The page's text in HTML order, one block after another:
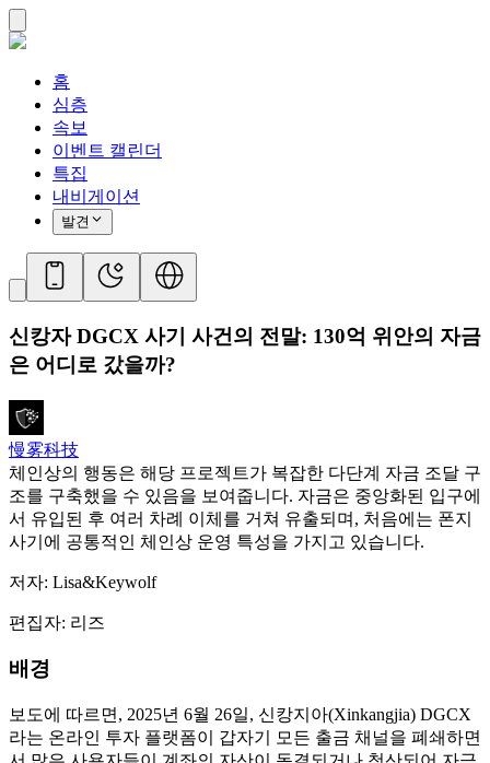
홈
심층
속보
이벤트 캘린더
특집
내비게이션
발견
신캉자 DGCX 사기 사건의 전말: 130억 위안의 자금
은 어디로 갔을까?
慢雾科技
체인상의 행동은 해당 프로젝트가 복잡한 다단계 자금 조달 구
조를 구축했을 수 있음을 보여줍니다. 자금은 중앙화된 입구에
서 유입된 후 여러 차례 이체를 거쳐 유출되며, 처음에는 폰지
사기에 공통적인 체인상 운영 특성을 가지고 있습니다.
저자: Lisa&Keywolf
편집자: 리즈
배경
보도에 따르면, 2025년 6월 26일, 신캉지아(Xinkangjia) DGCX
라는 온라인 투자 플랫폼이 갑자기 모든 출금 채널을 폐쇄하면